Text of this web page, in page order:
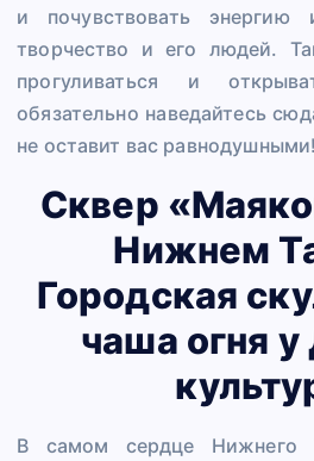
и почувствовать
творчество и его людей.
прогуливаться и
обязательно наведайтесь
не оставит вас равнодушными!
Сквер
Нижнем
Городская
чаша огня
В самом сердце Нижнего